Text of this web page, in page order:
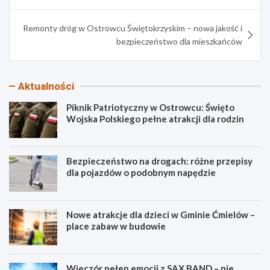
Remonty dróg w Ostrowcu Świętokrzyskim – nowa jakość i
bezpieczeństwo dla mieszkańców
Aktualności
Piknik Patriotyczny w Ostrowcu: Święto
Wojska Polskiego pełne atrakcji dla rodzin
Bezpieczeństwo na drogach: różne przepisy
dla pojazdów o podobnym napędzie
Nowe atrakcje dla dzieci w Gminie Ćmielów –
place zabaw w budowie